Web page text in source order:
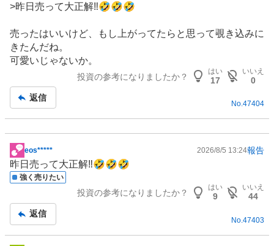
記
>昨日売って大正解‼️🤣🤣🤣
売ったはいいけど、もし上がってたらと思って覗き込みに
きたんだね。
可愛いじゃないか。
投資の参考になりましたか？
はい
17
いいえ
0
返信
No.47404
掲
示
板
eos***** 2026/8/5 13:24報告
昨日売って大正解‼️🤣🤣🤣
強く売りたい
投資の参考になりましたか？
はい
9
いいえ
44
返信
No. 47403